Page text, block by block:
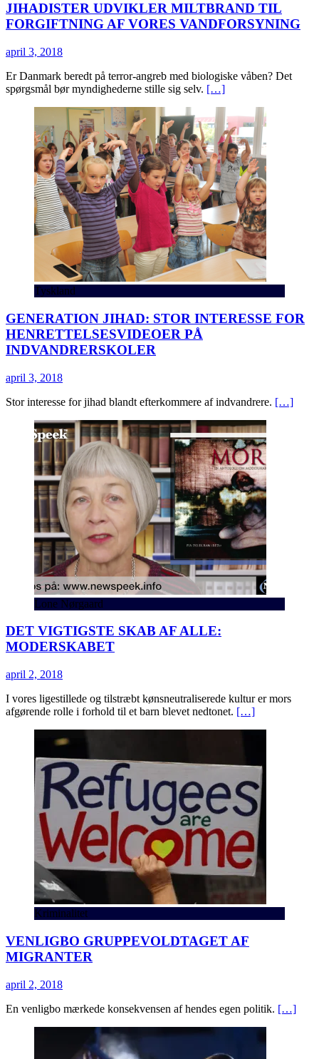
JIHADISTER UDVIKLER MILTBRAND TIL
FORGIFTNING AF VORES VANDFORSYNING
april 3, 2018
Er Danmark beredt på terror-angreb med biologiske våben? Det
spørgsmål bør myndighederne stille sig selv. […]
Tyskland
GENERATION JIHAD: STOR INTERESSE FOR
HENRETTELSESVIDEOER PÅ
INDVANDRERSKOLER
april 3, 2018
Stor interesse for jihad blandt efterkommere af indvandrere. […]
Lone Nørgaard
DET VIGTIGSTE SKAB AF ALLE:
MODERSKABET
april 2, 2018
I vores ligestillede og tilstræbt kønsneutraliserede kultur er mors
afgørende rolle i forhold til et barn blevet nedtonet. […]
Kriminalitet
VENLIGBO GRUPPEVOLDTAGET AF
MIGRANTER
april 2, 2018
En venligbo mærkede konsekvensen af hendes egen politik. […]